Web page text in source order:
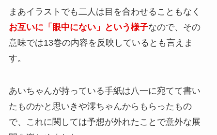
まあイラストでも二人は目を合わせることもなく
お互いに「眼中にない」という様子なので、その
意味では13巻の内容を反映しているとも言えま
す。
あいちゃんが持っている手紙は八一に宛てて書い
たものかと思いきや澪ちゃんからもらったもの
で、これに関しては予想が外れたことで意外な展